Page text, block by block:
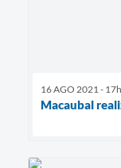
16 AGO 2021 -
Macaubal